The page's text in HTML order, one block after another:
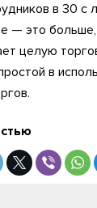
в 30 с
— это
целую
в